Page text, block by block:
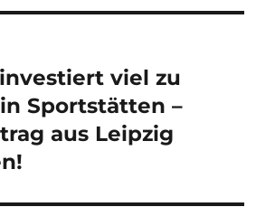
viel zu
Sportstätten –
aus Leipzig